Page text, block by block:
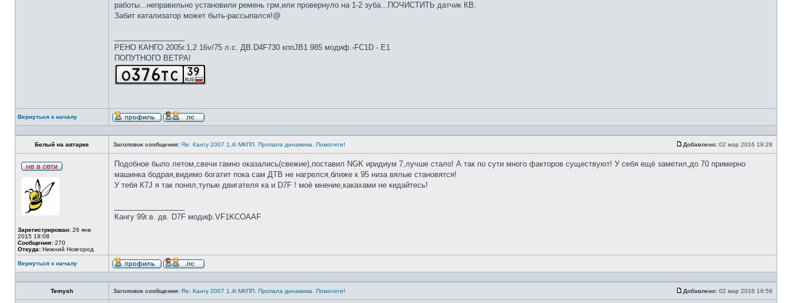
работы...неправильно установили ремень грм,или провернуло на 1-2 зуба...ПОЧИСТИТЬ датчик КВ.
Забит катализатор может быть-рассыпался!@
РЕНО КАНГО 2005г.1,2 16v/75 л.с. ДВ.D4F730 кппJB1 985 модиф.-FC1D - E1
ПОПУТНОГО ВЕТРА!
Вернуться к началу
Белый на автарке Заголовок сообщения: Re: Кангу 2007 1,4i МКПП. Пропала динамика. Помогите! Добавлено: 02 мар 2016 19:28
Зарегистрирован: 26 янв
2015 19:08
Сообщения: 270
Откуда: Нижний Новгород
Подобное было летом,свечи гамно оказались(свежие),поставил NGK иридиум 7,лучше стало! А так по сути много факторов существуют! У себя ещё заметил,до 70 примерно
машинка бодрая,видимо богатит пока сам ДТВ не нагрелся,ближе к 95 низа вялые становятся!
У тебя К7J я так понял,тупые двигателя ка и D7F ! моё мнение,какахами не кидайтесь!
Кангу 99г.в. дв. D7F модиф.VF1KCOAAF
Вернуться к началу
Temysh Заголовок сообщения: Re: Кангу 2007 1,4i МКПП. Пропала динамика. Помогите! Добавлено: 02 мар 2016 19:56